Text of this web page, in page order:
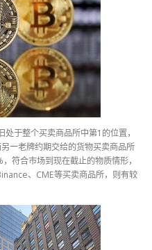
于整个买卖商品所中第1的位置，
一老牌约期交给的货物买卖商品所
符合市场到现在截止的物质情形，
、CME等买卖商品所，则有较